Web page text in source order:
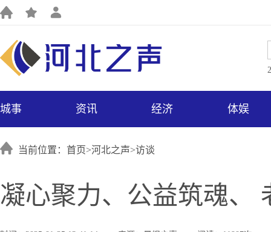
城事 资讯 经济 体娱
当前位置：首页>河北之声>访谈
凝心聚力、公益筑魂、